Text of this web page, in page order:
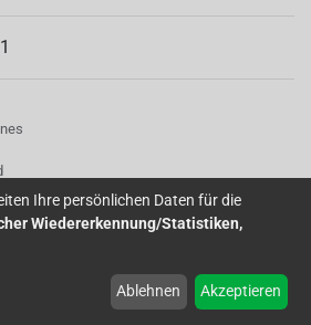
Mitglied werden Forum
Ihre persönlichen Daten für die
Wiedererkennung/Statistiken,
Ablehnen Akzeptieren